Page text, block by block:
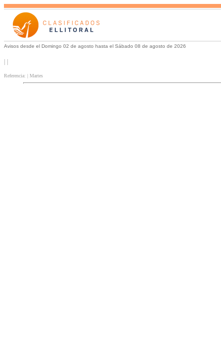
Avisos desde el Domingo 02 de agosto hasta el Sábado 08 de agosto de 2026
| |
Referencia: | Martes